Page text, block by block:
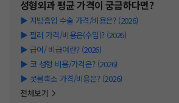
성형외과평균 가격이 궁금하다면?
▶ 지방흡입 수술 가격/비용은? (2026)
▶ 필러 가격/비용은(수입)? (2026)
▶ 급여/ 비급여란? (2026)
▶ 코 성형 비용/가격은? (2026)
▶ 콧볼축소 가격/비용은? (2026)
전체보기